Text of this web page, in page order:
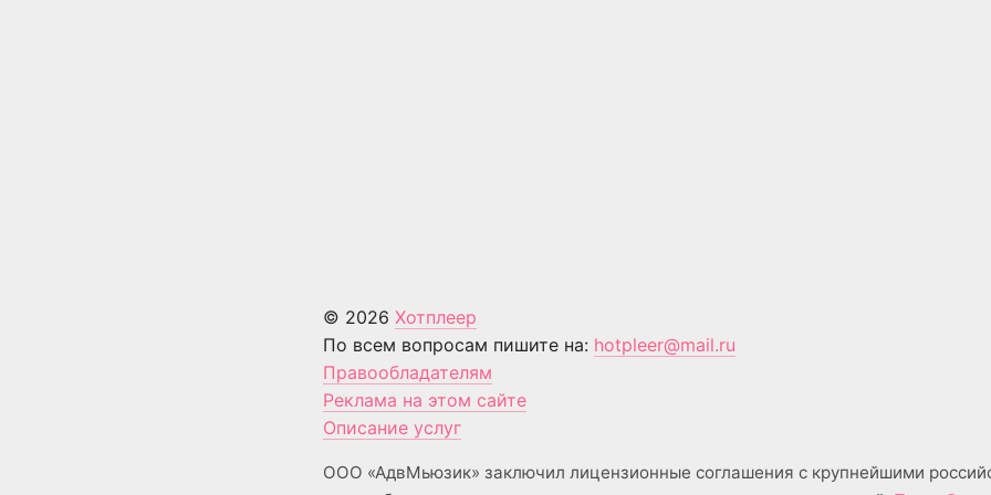
© 2026 Хотплеер
По всем вопросам пишите на: hotpleer@mail.ru
Правообладателям
Реклама на этом сайте
Описание услуг
ООО «АдвМьюзик» заключил лицензионные соглашения с крупнейшими